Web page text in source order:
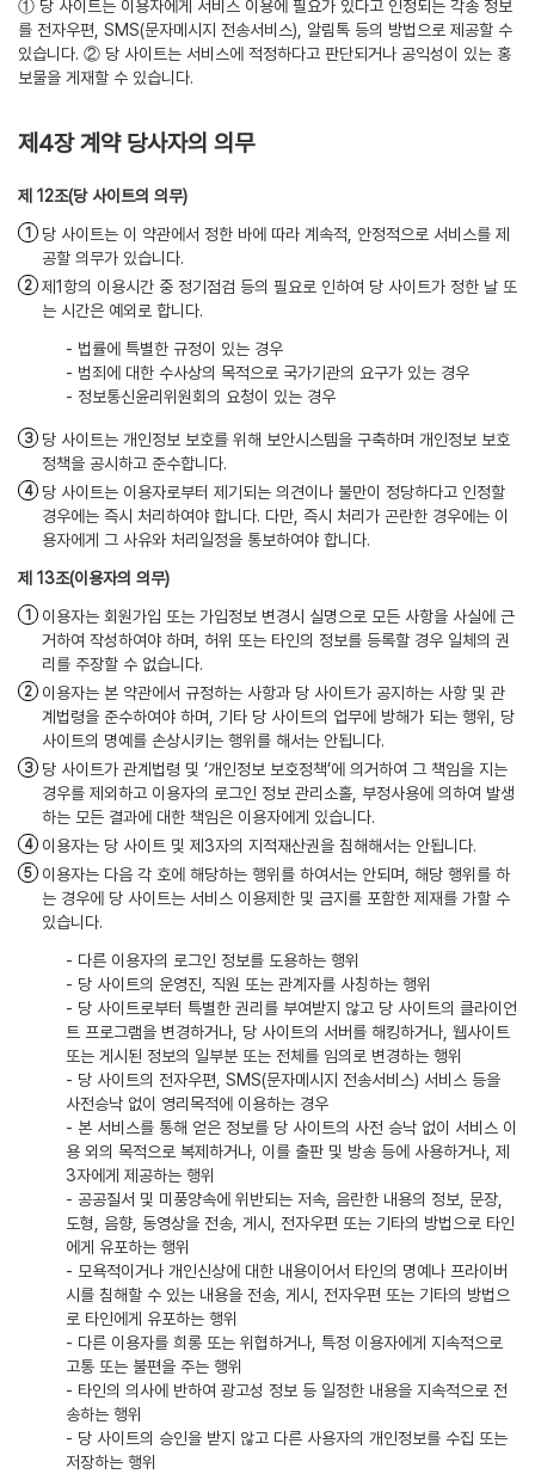
① 당 사이트는 이용자에게 서비스 이용에 필요가 있다고 인정되는 각종 정보
를 전자우편, SMS(문자메시지 전송서비스), 알림톡 등의 방법으로 제공할 수
있습니다. ② 당 사이트는 서비스에 적정하다고 판단되거나 공익성이 있는 홍
보물을 게재할 수 있습니다.
제4장 계약 당사자의 의무
(당 사이트의 의무)
당 사이트는 이 약관에서 정한 바에 따라 계속적, 안정적으로 서비스를 제
공할 의무가 있습니다.
제1항의 이용시간 중 정기점검 등의 필요로 인하여 당 사이트가 정한 날 또
는 시간은 예외로 합니다.
- 법률에 특별한 규정이 있는 경우
- 범죄에 대한 수사상의 목적으로 국가기관의 요구가 있는 경우
- 정보통신윤리위원회의 요청이 있는 경우
당 사이트는 개인정보 보호를 위해 보안시스템을 구축하며 개인정보 보호
정책을 공시하고 준수합니다.
당 사이트는 이용자로부터 제기되는 의견이나 불만이 정당하다고 인정할
경우에는 즉시 처리하여야 합니다. 다만, 즉시 처리가 곤란한 경우에는 이
용자에게 그 사유와 처리일정을 통보하여야 합니다.
(이용자의 의무)
이용자는 회원가입 또는 가입정보 변경시 실명으로 모든 사항을 사실에 근
거하여 작성하여야 하며, 허위 또는 타인의 정보를 등록할 경우 일체의 권
리를 주장할 수 없습니다.
이용자는 본 약관에서 규정하는 사항과 당 사이트가 공지하는 사항 및 관
계법령을 준수하여야 하며, 기타 당 사이트의 업무에 방해가 되는 행위, 당
사이트의 명예를 손상시키는 행위를 해서는 안됩니다.
당 사이트가 관계법령 및 ‘개인정보 보호정책’에 의거하여 그 책임을 지는
경우를 제외하고 이용자의 로그인 정보 관리소홀, 부정사용에 의하여 발생
하는 모든 결과에 대한 책임은 이용자에게 있습니다.
이용자는 당 사이트 및 제3자의 지적재산권을 침해해서는 안됩니다.
이용자는 다음 각 호에 해당하는 행위를 하여서는 안되며, 해당 행위를 하
는 경우에 당 사이트는 서비스 이용제한 및 금지를 포함한 제재를 가할 수
있습니다.
- 다른 이용자의 로그인 정보를 도용하는 행위
- 당 사이트의 운영진, 직원 또는 관계자를 사칭하는 행위
- 당 사이트로부터 특별한 권리를 부여받지 않고 당 사이트의 클라이언
트 프로그램을 변경하거나, 당 사이트의 서버를 해킹하거나, 웹사이트
또는 게시된 정보의 일부분 또는 전체를 임의로 변경하는 행위
- 당 사이트의 전자우편, SMS(문자메시지 전송서비스) 서비스 등을
사전승낙 없이 영리목적에 이용하는 경우
- 본 서비스를 통해 얻은 정보를 당 사이트의 사전 승낙 없이 서비스 이
용 외의 목적으로 복제하거나, 이를 출판 및 방송 등에 사용하거나, 제
3자에게 제공하는 행위
- 공공질서 및 미풍양속에 위반되는 저속, 음란한 내용의 정보, 문장,
도형, 음향, 동영상을 전송, 게시, 전자우편 또는 기타의 방법으로 타인
에게 유포하는 행위
- 모욕적이거나 개인신상에 대한 내용이어서 타인의 명예나 프라이버
시를 침해할 수 있는 내용을 전송, 게시, 전자우편 또는 기타의 방법으
로 타인에게 유포하는 행위
- 다른 이용자를 희롱 또는 위협하거나, 특정 이용자에게 지속적으로
고통 또는 불편을 주는 행위
- 타인의 의사에 반하여 광고성 정보 등 일정한 내용을 지속적으로 전
송하는 행위
- 당 사이트의 승인을 받지 않고 다른 사용자의 개인정보를 수집 또는
저장하는 행위